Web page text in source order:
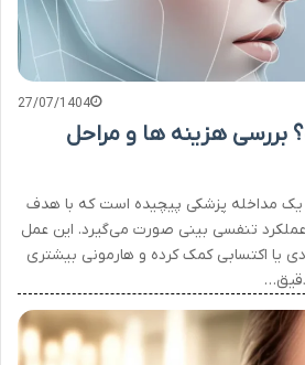
27/07/1404
هزینه ها و مراحل
یک مداخله پزشکی پیچیده است که با هدف
تنفسی بینی صورت می‌گیرد. این عمل
یا اکتسابی کمک کرده و هارمونی بیشتری